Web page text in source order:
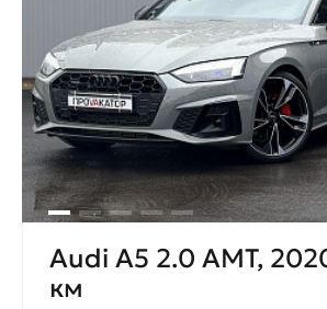
Audi A5 2.0 AMT,
км